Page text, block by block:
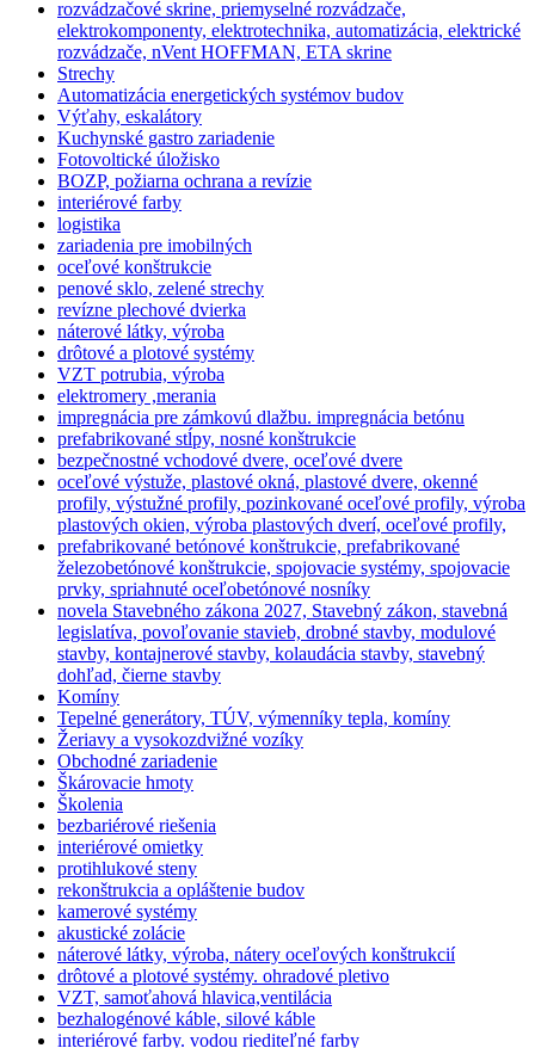
rozvádzačové skrine, priemyselné rozvádzače,
elektrokomponenty, elektrotechnika, automatizácia, elektrické
rozvádzače, nVent HOFFMAN, ETA skrine
Strechy
Automatizácia energetických systémov budov
Výťahy, eskalátory
Kuchynské gastro zariadenie
Fotovoltické úložisko
BOZP, požiarna ochrana a revízie
interiérové farby
logistika
zariadenia pre imobilných
oceľové konštrukcie
penové sklo, zelené strechy
revízne plechové dvierka
náterové látky, výroba
drôtové a plotové systémy
VZT potrubia, výroba
elektromery ,merania
impregnácia pre zámkovú dlažbu. impregnácia betónu
prefabrikované stĺpy, nosné konštrukcie
bezpečnostné vchodové dvere, oceľové dvere
oceľové výstuže, plastové okná, plastové dvere, okenné
profily, výstužné profily, pozinkované oceľové profily, výroba
plastových okien, výroba plastových dverí, oceľové profily,
prefabrikované betónové konštrukcie, prefabrikované
železobetónové konštrukcie, spojovacie systémy, spojovacie
prvky, spriahnuté oceľobetónové nosníky
novela Stavebného zákona 2027, Stavebný zákon, stavebná
legislatíva, povoľovanie stavieb, drobné stavby, modulové
stavby, kontajnerové stavby, kolaudácia stavby, stavebný
dohľad, čierne stavby
Komíny
Tepelné generátory, TÚV, výmenníky tepla, komíny
Žeriavy a vysokozdvižné vozíky
Obchodné zariadenie
Škárovacie hmoty
Školenia
bezbariérové riešenia
interiérové omietky
protihlukové steny
rekonštrukcia a opláštenie budov
kamerové systémy
akustické zolácie
náterové látky, výroba, nátery oceľových konštrukcií
drôtové a plotové systémy. ohradové pletivo
VZT, samoťahová hlavica,ventilácia
bezhalogénové káble, silové káble
interiérové farby. vodou riediteľné farby